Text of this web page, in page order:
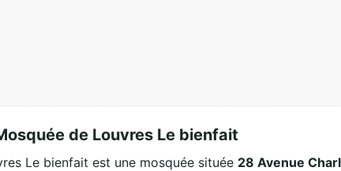
de Louvres Le bienfait
Le bienfait est une mosquée située 28 Avenue